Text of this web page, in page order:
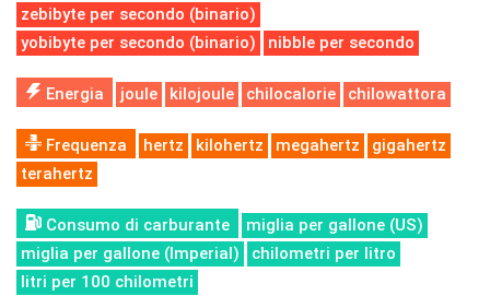
zebibyte per secondo (binario)
yobibyte per secondo (binario)
nibble per secondo
Energia joule kilojoule chilocalorie chilowattora
Frequenza hertz kilohertz megahertz
gigahertz
terahertz
Consumo di carburante
miglia per gallone (US)
miglia per gallone (Imperial)
chilometri per litro
litri per 100 chilometri